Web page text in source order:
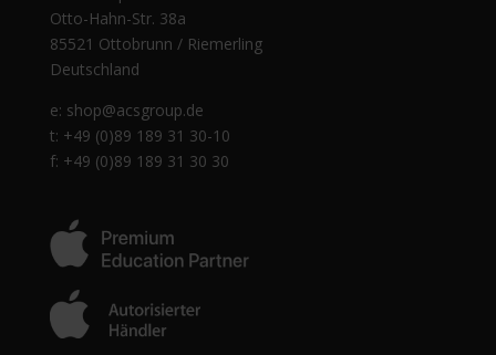
Otto-Hahn-Str. 38a
85521 Ottobrunn / Riemerling
Deutschland
e: shop@acsgroup.de
t: +49 (0)89 189 31 30-10
f: +49 (0)89 189 31 30 30